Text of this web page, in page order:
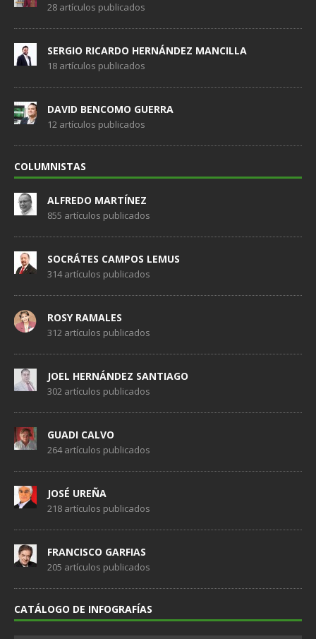
28 artículos publicados
SERGIO RICARDO HERNÁNDEZ MANCILLA
18 artículos publicados
DAVID BENCOMO GUERRA
12 artículos publicados
COLUMNISTAS
ALFREDO MARTÍNEZ
855 artículos publicados
SOCRÁTES CAMPOS LEMUS
314 artículos publicados
ROSY RAMALES
312 artículos publicados
JOEL HERNÁNDEZ SANTIAGO
302 artículos publicados
GUADI CALVO
264 artículos publicados
JOSÉ UREÑA
218 artículos publicados
FRANCISCO GARFIAS
205 artículos publicados
CATÁLOGO DE INFOGRAFÍAS